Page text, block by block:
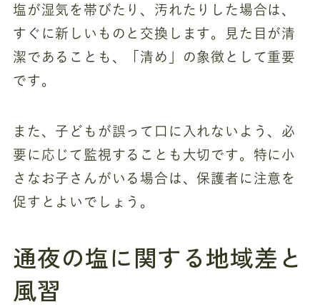
塩が湿気を帯びたり、汚れたりした場合は、
すぐに新しいものと交換します。見た目が清
潔であることも、「清め」の象徴として重要
です。
また、子どもが誤って口に入れないよう、必
要に応じて監視することも大切です。特に小
さなお子さんがいる場合は、保護者に注意を
促すとよいでしょう。
通夜の塩に関する地域差と
風習